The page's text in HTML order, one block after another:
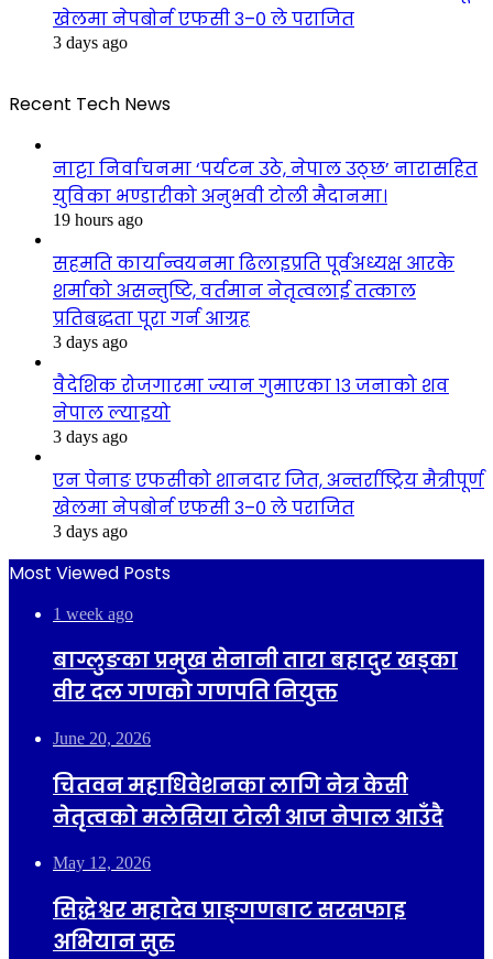
खेलमा नेपबोर्न एफसी ३–० ले पराजित
3 days ago
Recent Tech News
नाट्टा निर्वाचनमा ‘पर्यटन उठे, नेपाल उठ्छ’ नारासहित
युविका भण्डारीको अनुभवी टोली मैदानमा।
19 hours ago
सहमति कार्यान्वयनमा ढिलाइप्रति पूर्वअध्यक्ष आरके
शर्माको असन्तुष्टि, वर्तमान नेतृत्वलाई तत्काल
प्रतिबद्धता पूरा गर्न आग्रह
3 days ago
वैदेशिक रोजगारमा ज्यान गुमाएका १३ जनाको शव
नेपाल ल्याइयो
3 days ago
एन पेनाङ एफसीको शानदार जित, अन्तर्राष्ट्रिय मैत्रीपूर्ण
खेलमा नेपबोर्न एफसी ३–० ले पराजित
3 days ago
Most Viewed Posts
1 week ago
बाग्लुङका प्रमुख सेनानी तारा बहादुर खड्का
वीर दल गणको गणपति नियुक्त
June 20, 2026
चितवन महाधिवेशनका लागि नेत्र केसी
नेतृत्वको मलेसिया टोली आज नेपाल आउँदै
May 12, 2026
सिद्धेश्वर महादेव प्राङ्गणबाट सरसफाइ
अभियान सुरु